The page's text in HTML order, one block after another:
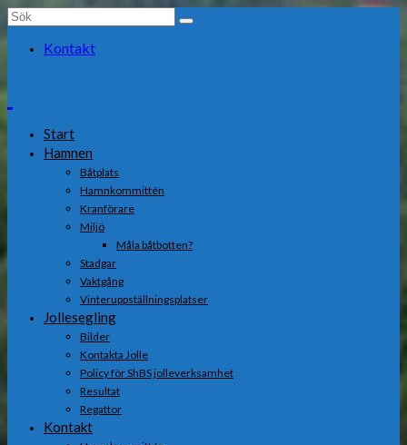
Search
Kontakt
Start
Hamnen
Båtplats
Hamnkommittén
Kranförare
Miljö
Måla båtbotten?
Stadgar
Vaktgång
Vinteruppställningsplatser
Jollesegling
Bilder
Kontakta Jolle
Policy för ShBS jolleverksamhet
Resultat
Regattor
Kontakt